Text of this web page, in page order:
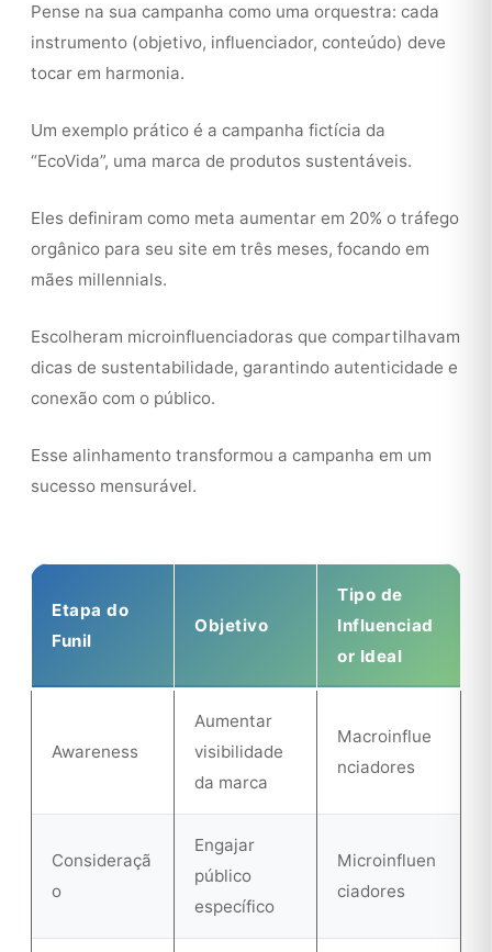
Pense na sua campanha como uma orquestra: cada
instrumento (objetivo, influenciador, conteúdo) deve
tocar em harmonia.
Um exemplo prático é a campanha fictícia da
“EcoVida”, uma marca de produtos sustentáveis.
Eles definiram como meta aumentar em 20% o tráfego
orgânico para seu site em três meses, focando em
mães millennials.
Escolheram microinfluenciadoras que compartilhavam
dicas de sustentabilidade, garantindo autenticidade e
conexão com o público.
Esse alinhamento transformou a campanha em um
sucesso mensurável.
Etapa do
Funil
Objetivo
Tipo de
Influenciad
or Ideal
Awareness
Aumentar
visibilidade
da marca
Macroinflue
nciadores
Consideraçã
o
Engajar
público
específico
Microinfluen
ciadores